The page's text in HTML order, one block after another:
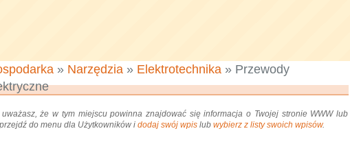
» Narzędzia » Elektrotechnika » Przewody
że w tym miejscu powinna znajdować się informacja o Twojej stronie WWW lub
do menu dla Użytkowników i dodaj swój wpis lub wybierz z listy swoich wpisów.